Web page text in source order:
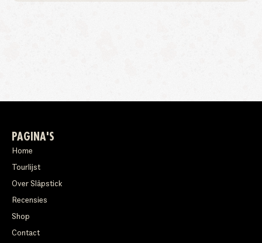
PAGINA'S
Home
Tourlijst
Over Släpstick
Recensies
Shop
Contact